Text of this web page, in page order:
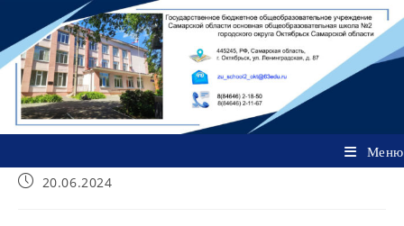
содержимому
Меню
Запись20.06.2024